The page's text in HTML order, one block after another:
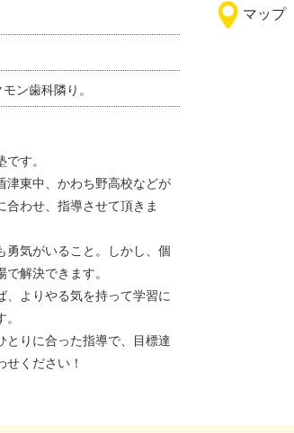
ン歯科隣り。
す。
津東中、かわち野高校などが
合わせ、指導させて頂きま
勇気がいること。しかし、個
解決できます。
、よりやる気を持って学習に
とりに合った指導で、目標達
ください！
マップ